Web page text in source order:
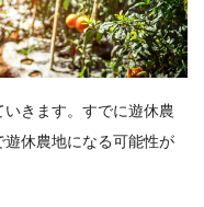
きます。すでに遊休農
休農地になる可能性が